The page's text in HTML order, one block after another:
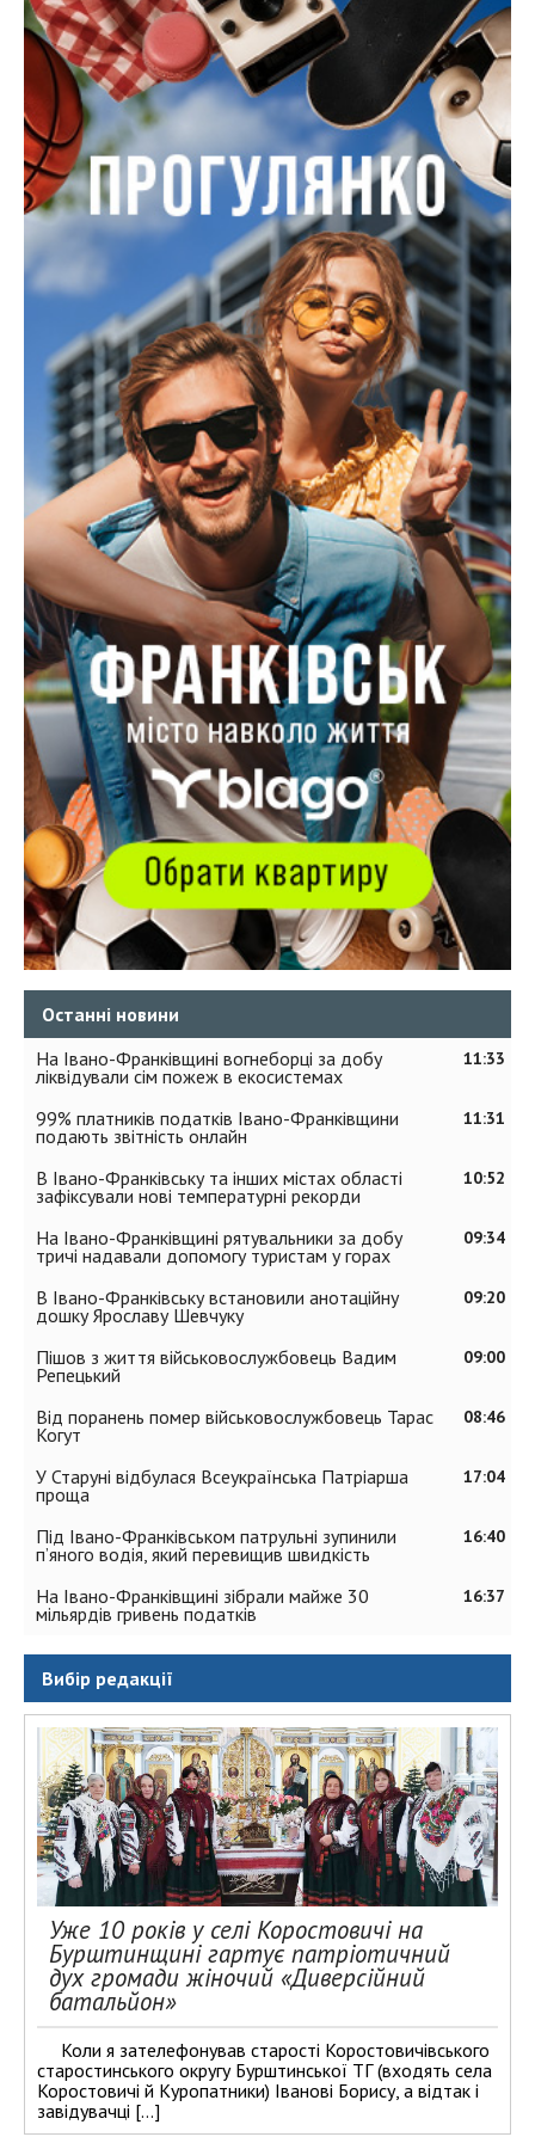
Останні новини
11:33
На Івано-Франківщині вогнеборці за добу
ліквідували сім пожеж в екосистемах
11:31
99% платників податків Івано-Франківщини
подають звітність онлайн
10:52
В Івано-Франківську та інших містах області
зафіксували нові температурні рекорди
09:34
На Івано-Франківщині рятувальники за добу
тричі надавали допомогу туристам у горах
09:20
В Івано-Франківську встановили анотаційну
дошку Ярославу Шевчуку
09:00
Пішов з життя військовослужбовець Вадим
Репецький
08:46
Від поранень помер військовослужбовець Тарас
Когут
17:04
У Старуні відбулася Всеукраїнська Патріарша
проща
16:40
Під Івано-Франківськом патрульні зупинили
п’яного водія, який перевищив швидкість
16:37
На Івано-Франківщині зібрали майже 30
мільярдів гривень податків
Вибір редакції
Уже 10 років у селі Коростовичі на
Бурштинщині гартує патріотичний
дух громади жіночий «Диверсійний
батальйон»
Коли я зателефонував старості Коростовичівського
старостинського округу Бурштинської ТГ (входять села
Коростовичі й Куропатники) Іванові Борису, а відтак і
завідувачці […]